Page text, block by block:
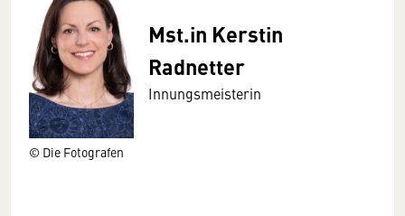
© Die Fotografen
Mst.in Kerstin
Radnetter
Innungsmeisterin